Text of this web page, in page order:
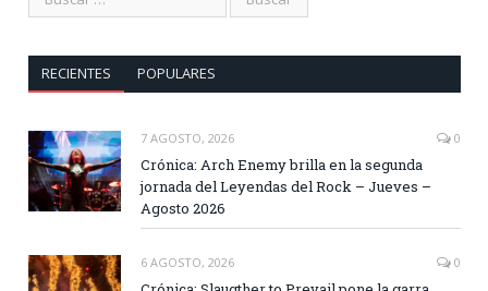
RECIENTES POPULARES
7 AGOSTO, 2026 0
Crónica: Arch Enemy brilla en la segunda
jornada del Leyendas del Rock – Jueves –
Agosto 2026
6 AGOSTO, 2026 0